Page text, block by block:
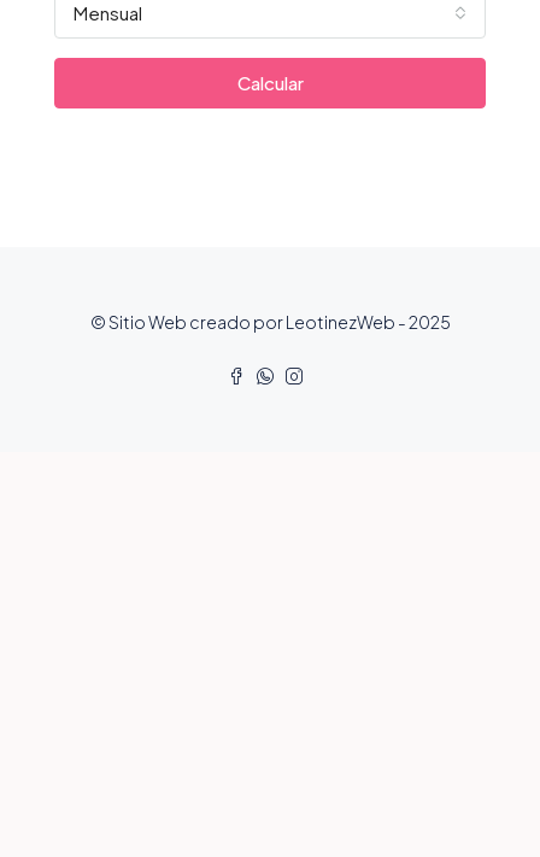
Mensual
Calcular
© Sitio Web creado por LeotinezWeb - 2025